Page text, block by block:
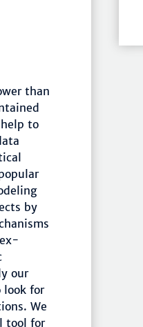
than
to
by
our
look for
We
tool for